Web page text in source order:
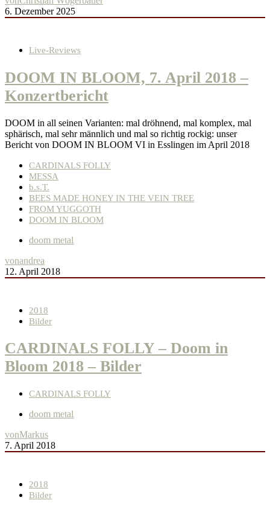
6. Dezember 2025
Live-Reviews
DOOM IN BLOOM, 7. April 2018 –
Konzertbericht
DOOM in all seinen Varianten: mal dröhnend, mal komplex, mal
sphärisch, mal sehr männlich und mal so richtig rockig: unser
Bericht von DOOM IN BLOOM VI in Esslingen im April 2018
CARDINALS FOLLY
MESSA
b.s.T.
BEES MADE HONEY IN THE VEIN TREE
FROM YUGGOTH
DOOM IN BLOOM
doom metal
vonandrea
12. April 2018
2018
Bilder
CARDINALS FOLLY – Doom in
Bloom 2018 – Bilder
CARDINALS FOLLY
doom metal
vonMarkus
7. April 2018
2018
Bilder